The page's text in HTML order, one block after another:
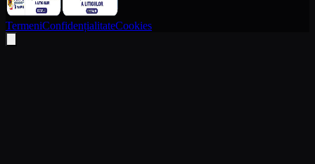
TermeniConfidențialitateCookies